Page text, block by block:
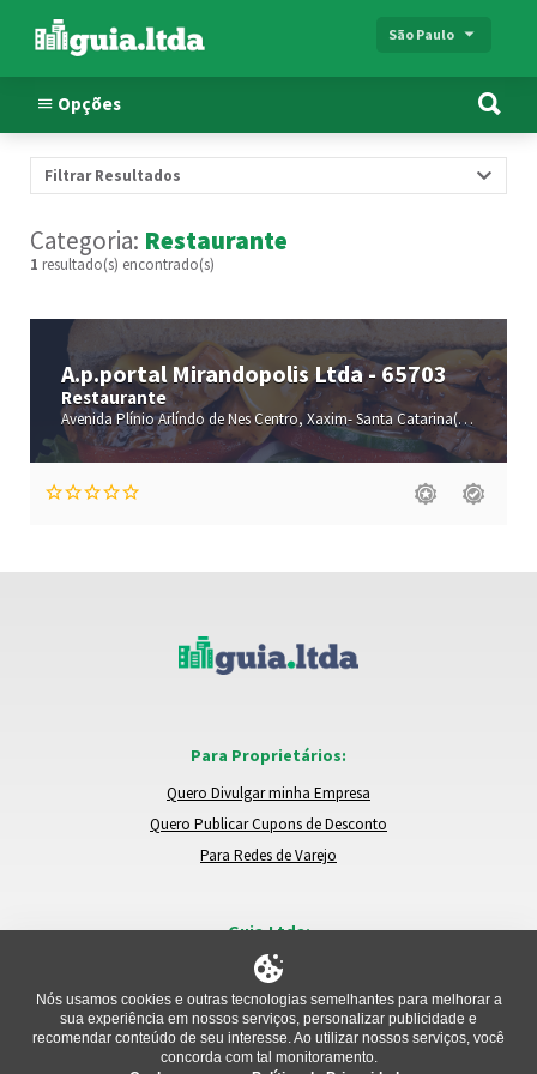
São Paulo
Opções
Filtrar Resultados
Categoria: Restaurante
1 resultado(s) encontrado(s)
A.p.portal Mirandopolis Ltda - 65703
Restaurante
Avenida Plínio Arlíndo de NesCentro, Xaxim-Santa Catarina(SC) ,89825-
Para Proprietários:
Quero Divulgar minha Empresa
Quero Publicar Cupons de Desconto
Para Redes de Varejo
Guia.Ltda:
Locais e Empresas
Trocar de Região
Relatar um Problema
Nós usamos cookies e outras tecnologias semelhantes para melhorar a
sua experiência em nossos serviços, personalizar publicidade e
recomendar conteúdo de seu interesse. Ao utilizar nossos serviços, você
concorda com tal monitoramento.